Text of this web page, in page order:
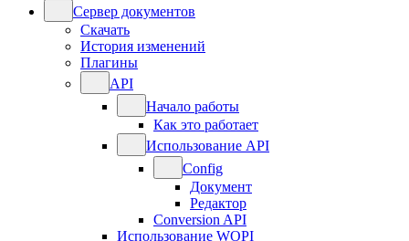
Сервер документов
Скачать
История изменений
Плагины
API
Начало работы
Как это работает
Использование API
Config
Документ
Редактор
Conversion API
Использование WOPI